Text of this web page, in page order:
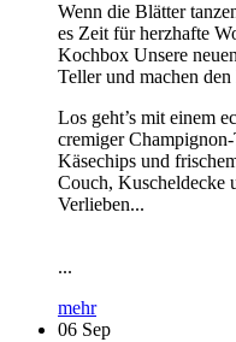
Wenn die Blätter
es Zeit für herzhafte
Kochbox Unsere
Teller und machen
Los geht’s mit einem
cremiger
Käsechips und
Couch, Kuscheldecke
Verlieben...
...
mehr
06 Sep